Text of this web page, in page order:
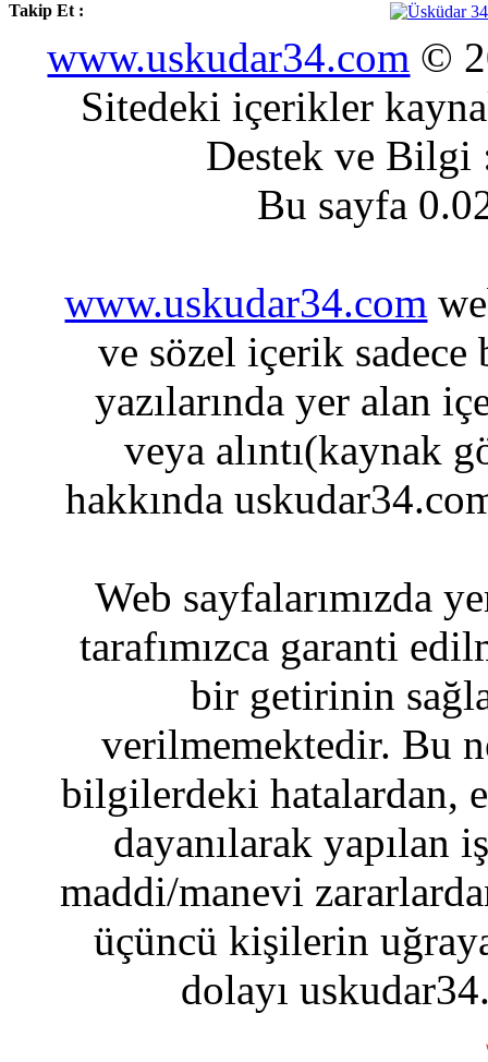
Takip Et :
www.uskudar34.com ©
Sitedeki içerikler
Destek ve
Bu sayfa
www.uskudar34.com
ve sözel içerik sadece
yazılarında yer alan
veya alıntı(kaynak
hakkında
Web sayfalarımızda
tarafımızca garanti
bir getirinin
verilmemektedir. Bu
bilgilerdeki hatalardan,
dayanılarak yapılan
maddi/manevi
üçüncü kişilerin
dolayı